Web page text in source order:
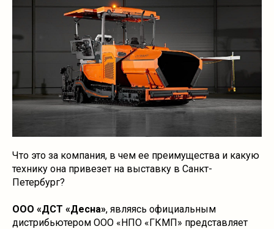
Что это за компания, в чем ее преимущества и какую
технику она привезет на выставку в Санкт-
Петербург?
ООО «ДСТ «Десна», являясь официальным
дистрибьютером ООО «НПО «ГКМП» представляет